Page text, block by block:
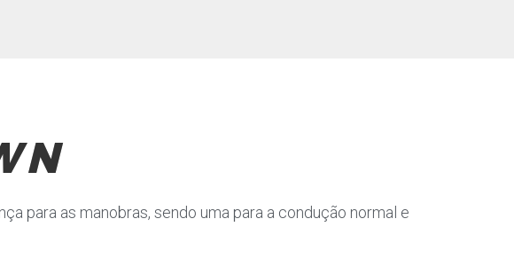
para as manobras, sendo uma para a condução normal e